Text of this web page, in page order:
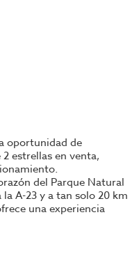
oportunidad de
estrellas en venta,
del Parque Natural
A-23 y a tan solo 20 km
una experiencia
de la siguiente